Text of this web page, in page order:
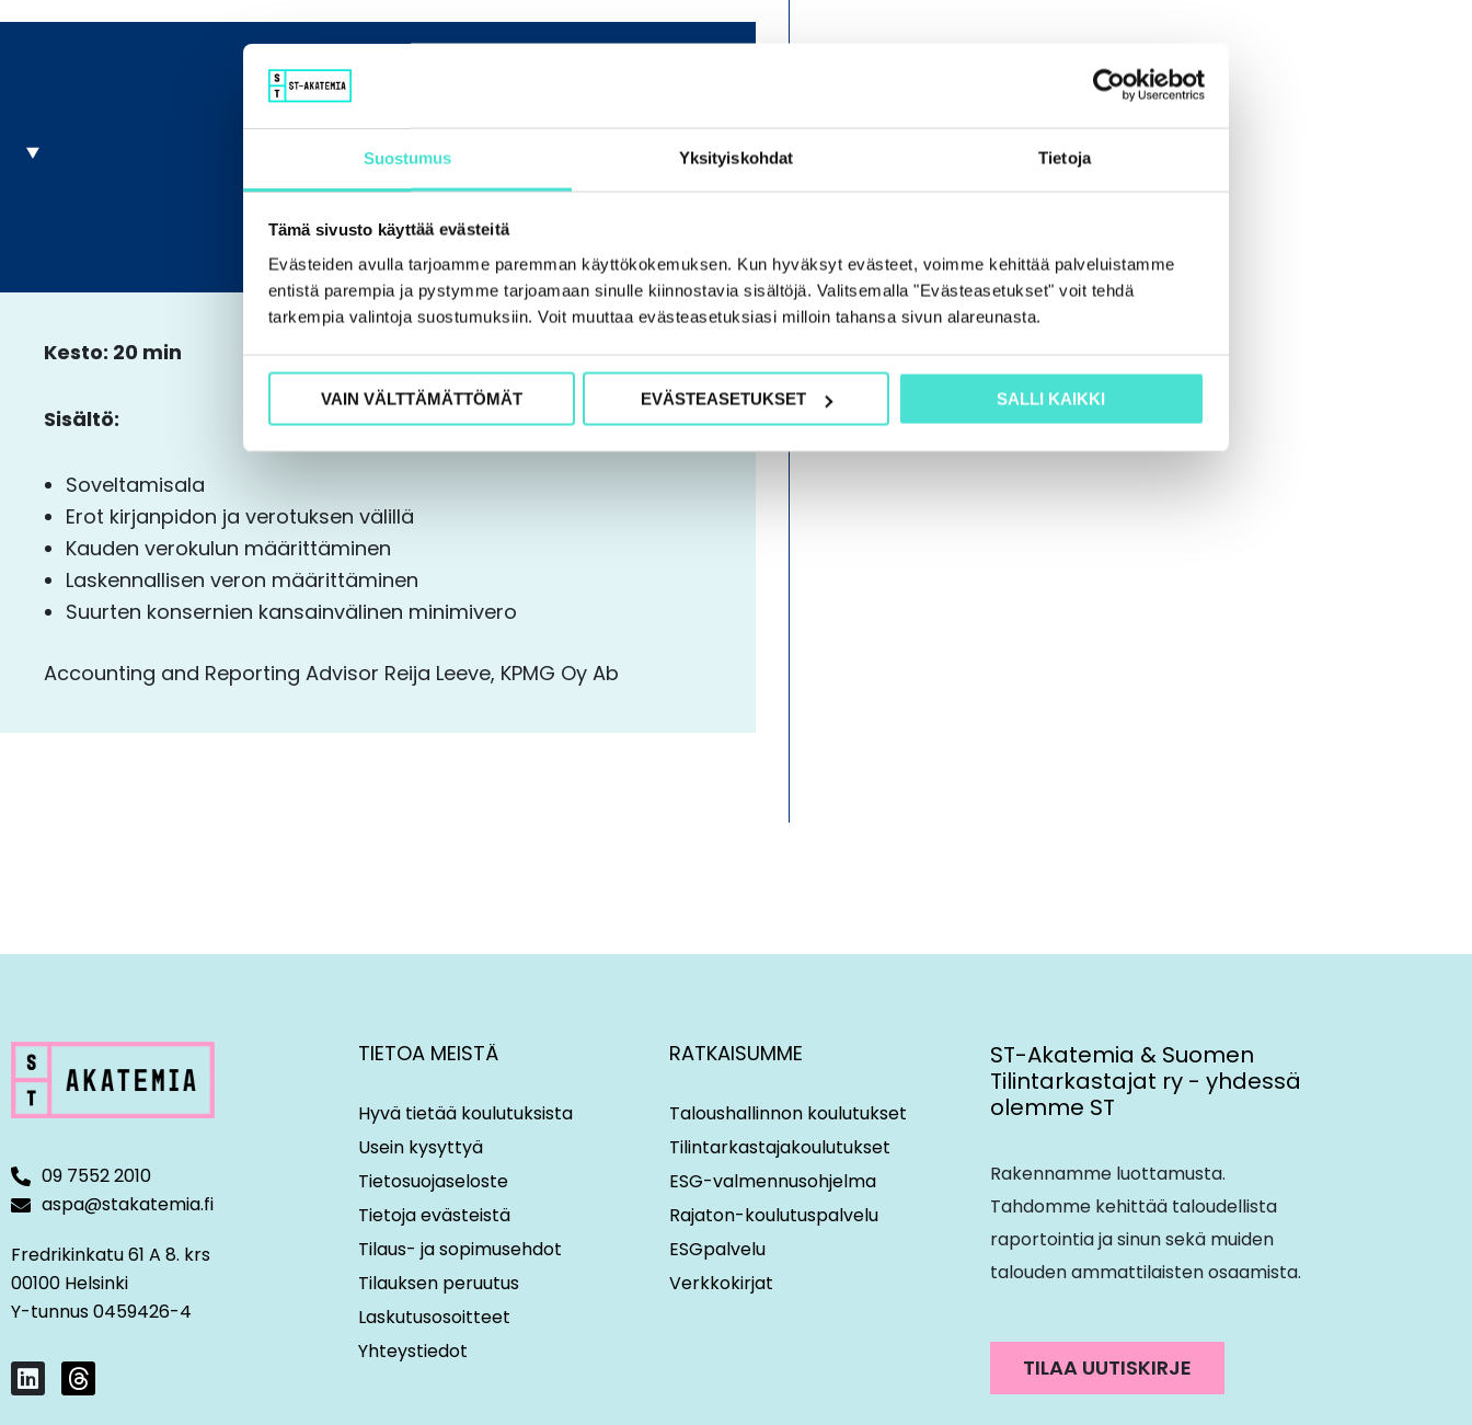
Suostumus Yksityiskohdat Tietoja
Tämä sivusto käyttää evästeitä
Evästeiden avulla tarjoamme paremman käyttökokemuksen. Kun hyväksyt evästeet, voimme kehittää palveluistamme
entistä parempia ja pystymme tarjoamaan sinulle kiinnostavia sisältöjä. Valitsemalla "Evästeasetukset" voit tehdä
tarkempia valintoja suostumuksiin. Voit muuttaa evästeasetuksiasi milloin tahansa sivun alareunasta.
VAIN VÄLTTÄMÄTTÖMÄT EVÄSTEASETUKSET SALLI KAIKKI
J
E
L
Kesto: 20 min
Sisältö:
Soveltamisala
Erot kirjanpidon ja verotuksen välillä
Kauden verokulun määrittäminen
Laskennallisen veron määrittäminen
Suurten konsernien kansainvälinen minimivero
Accounting and Reporting Advisor Reija Leeve, KPMG Oy Ab
09 7552 2010
aspa@stakatemia.fi
Fredrikinkatu 61 A 8. krs
00100 Helsinki
Y-tunnus 0459426-4
L
i
T
h
TIETOA MEISTÄ
Hyvä tietää koulutuksista
Usein kysyttyä
Tietosuojaseloste
Tietoja evästeistä
Tilaus- ja sopimusehdot
Tilauksen peruutus
Laskutusosoitteet
Yhteystiedot
RATKAISUMME
Taloushallinnon koulutukset
Tilintarkastajakoulutukset
ESG-valmennusohjelma
Rajaton-koulutuspalvelu
ESGpalvelu
Verkkokirjat
ST-Akatemia & Suomen
Tilintarkastajat ry - yhdessä
olemme ST
Rakennamme luottamusta.
Tahdomme kehittää taloudellista
raportointia ja sinun sekä muiden
talouden ammattilaisten osaamista.
TILAA UUTISKIRJE